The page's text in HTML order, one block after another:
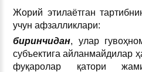
Жорий этилаётган
учун афзалликлари:
биринчидан, улар
субъектига айланмайдилар
фуқаролар қатори